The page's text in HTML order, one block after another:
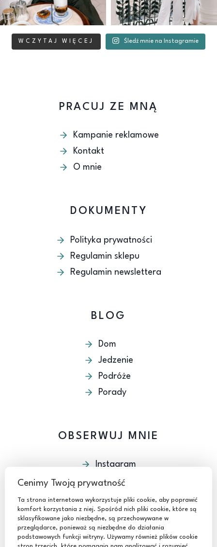
WCZYTAJ WIĘCEJ Śledź mnie na Instagramie
PRACUJ ZE MNĄ
Kampanie reklamowe
Kontakt
O mnie
DOKUMENTY
Polityka prywatności
Regulamin sklepu
Regulamin newslettera
BLOG
Dom
Jedzenie
Podróże
Porady
OBSERWUJ MNIE
Instagram
Facebook
Youtube
TikTok
Cenimy Twoją prywatność
Ta strona internetowa wykorzystuje pliki cookie, aby poprawić
komfort korzystania z niej. Spośród nich pliki cookie, które są
sklasyfikowane jako niezbędne, są przechowywane w
przeglądarce, ponieważ są niezbędne do działania
podstawowych funkcji witryny. Używamy również plików cookie